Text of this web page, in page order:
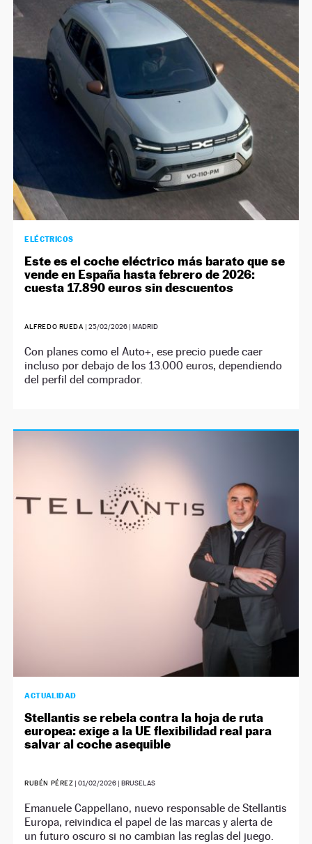
ELÉCTRICOS
Este es el coche eléctrico más barato que se
vende en España hasta febrero de 2026:
cuesta 17.890 euros sin descuentos
ALFREDO RUEDA | 25/02/2026| MADRID
Con planes como el Auto+, ese precio puede caer
incluso por debajo de los 13.000 euros, dependiendo
del perfil del comprador.
ACTUALIDAD
Stellantis se rebela contra la hoja de ruta
europea: exige a la UE flexibilidad real para
salvar al coche asequible
RUBÉN PÉREZ |01/02/2026 | BRUSELAS
Emanuele Cappellano, nuevo responsable de Stellantis
Europa, reivindica el papel de las marcas y alerta de
un futuro oscuro si no cambian las reglas del juego.